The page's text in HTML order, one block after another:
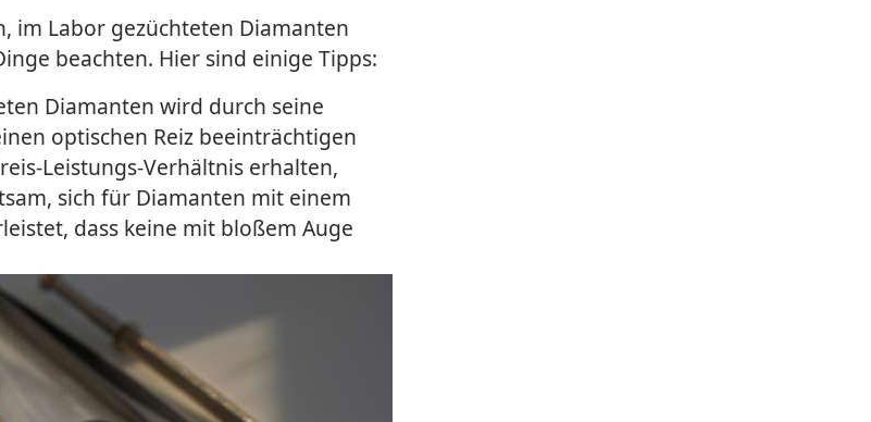
im Labor gezüchteten Diamanten
beachten. Hier sind einige Tipps:
Diamanten wird durch seine
optischen Reiz beeinträchtigen
Leistungs-Verhältnis erhalten,
sich für Diamanten mit einem
dass keine mit bloßem Auge